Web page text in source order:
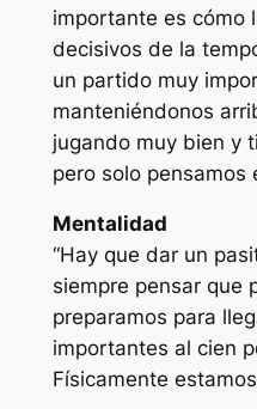
importante es cómo
decisivos de la
un partido muy
manteniéndonos
jugando muy bien y
pero solo pensamos
Mentalidad
“Hay que dar un
siempre pensar que
preparamos para
importantes al cien
Físicamente estamos